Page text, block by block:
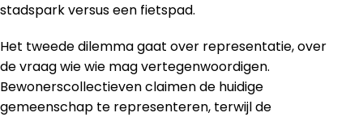
stadspark versus een fietspad.
Het tweede dilemma gaat over representatie, over
de vraag wie wie mag vertegenwoordigen.
Bewonerscollectieven claimen de huidige
gemeenschap te representeren, terwijl de